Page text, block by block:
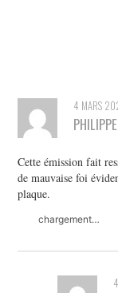
4 MARS
Cette émission fait
de mauvaise foi
plaque.
chargement…